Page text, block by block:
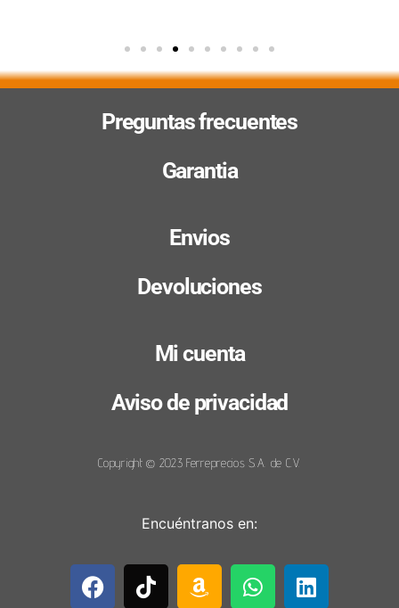
Preguntas frecuentes
Garantia
Envios
Devoluciones
Mi cuenta
Aviso de privacidad
Copyright © 2023 Ferreprecios S.A. de C.V.
Encuéntranos en: